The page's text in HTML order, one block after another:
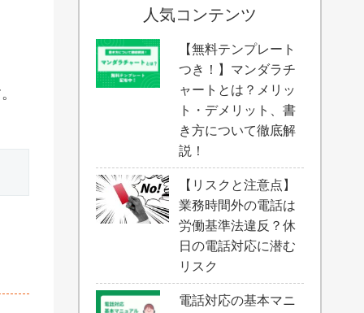
人気コンテンツ
【無料テンプレート
つき！】マンダラチ
ャートとは？メリッ
ト・デメリット、書
き方について徹底解
説！
【リスクと注意点】
業務時間外の電話は
労働基準法違反？休
日の電話対応に潜む
リスク
電話対応の基本マニ